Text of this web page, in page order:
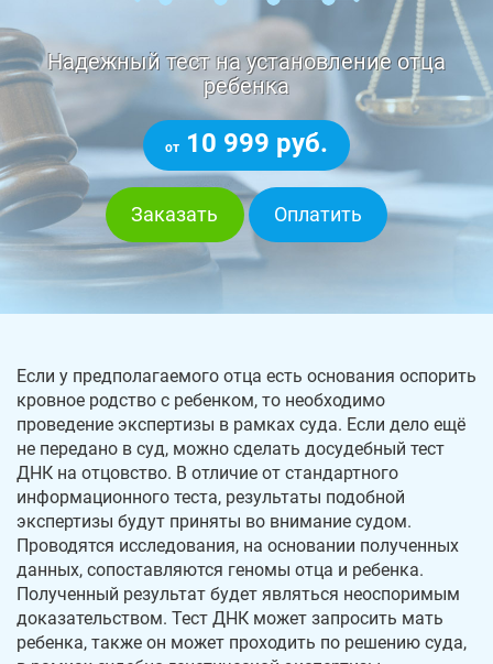
Надежный тест на установление отца
ребенка
от 10 999 руб.
Заказать Оплатить
Если у предполагаемого отца есть основания оспорить
кровное родство с ребенком, то необходимо
проведение экспертизы в рамках суда. Если дело ещё
не передано в суд, можно сделать досудебный тест
ДНК на отцовство. В отличие от стандартного
информационного теста, результаты подобной
экспертизы будут приняты во внимание судом.
Проводятся исследования, на основании полученных
данных, сопоставляются геномы отца и ребенка.
Полученный результат будет являться неоспоримым
доказательством. Тест ДНК может запросить мать
ребенка, также он может проходить по решению суда,